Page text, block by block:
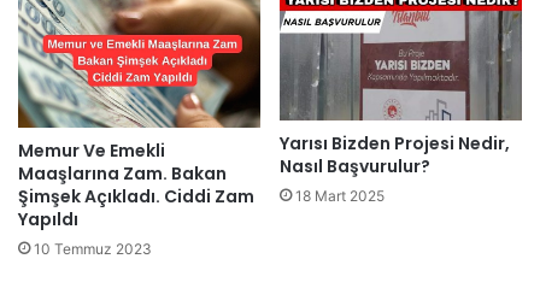
Memur Ve Emekli
Maaşlarına Zam. Bakan
Şimşek Açıkladı. Ciddi Zam
Yapıldı
10 Temmuz 2023
Yarısı Bizden Projesi Nedir,
Nasıl Başvurulur?
18 Mart 2025